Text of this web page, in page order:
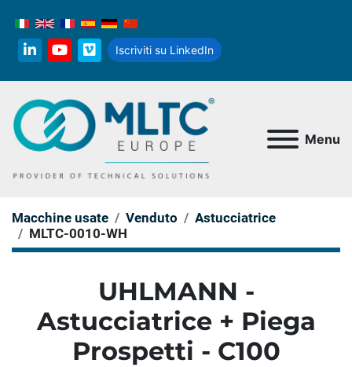
linkedinyoutube
vimeo
Iscriviti su LinkedIn
Menu
Macchine usate Venduto
Astucciatrice
MLTC-0010-WH
UHLMANN -
Astucciatrice + Piega
Prospetti - C100